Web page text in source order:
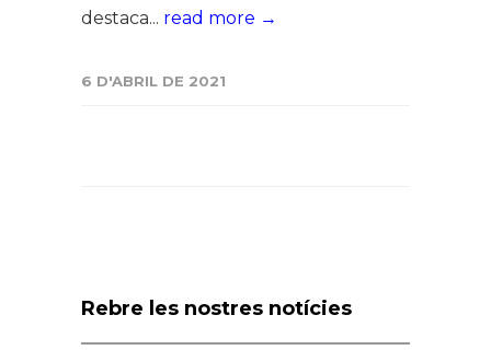
destaca... read more →
6 D'ABRIL DE 2021
Rebre les nostres notícies